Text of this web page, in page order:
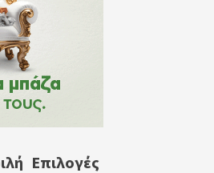
Επιλογές